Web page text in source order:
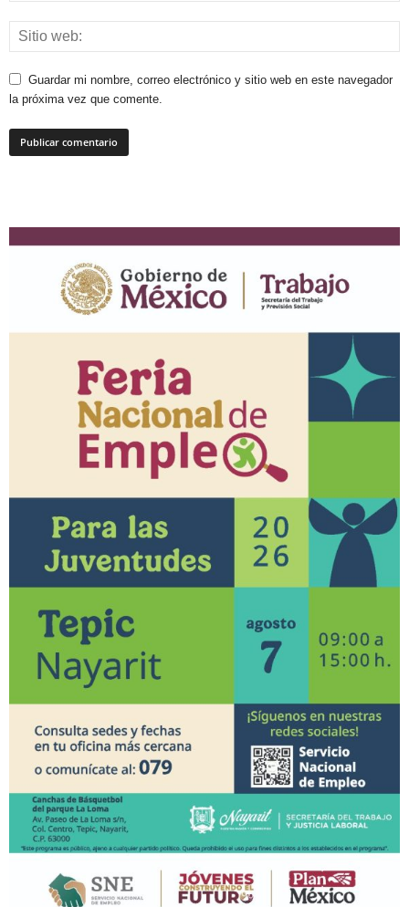
Guardar mi nombre, correo electrónico y sitio web en este navegador
la próxima vez que comente.